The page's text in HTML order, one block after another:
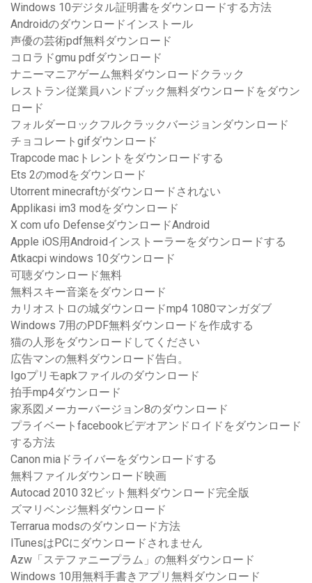
Windows 10デジタル証明書をダウンロードする方法
Androidのダウンロードインストール
声優の芸術pdf無料ダウンロード
コロラドgmu pdfダウンロード
ナニーマニアゲーム無料ダウンロードクラック
レストラン従業員ハンドブック無料ダウンロードをダウン
ロード
フォルダーロックフルクラックバージョンダウンロード
チョコレートgifダウンロード
Trapcode macトレントをダウンロードする
Ets 2のmodをダウンロード
Utorrent minecraftがダウンロードされない
Applikasi im3 modをダウンロード
X com ufo DefenseダウンロードAndroid
Apple iOS用Androidインストーラーをダウンロードする
Atkacpi windows 10ダウンロード
可聴ダウンロード無料
無料スキー音楽をダウンロード
カリオストロの城ダウンロードmp4 1080マンガダブ
Windows 7用のPDF無料ダウンロードを作成する
猫の人形をダウンロードしてください
広告マンの無料ダウンロード告白。
Igoプリモapkファイルのダウンロード
拍手mp4ダウンロード
家系図メーカーバージョン8のダウンロード
プライベートfacebookビデオアンドロイドをダウンロード
する方法
Canon miaドライバーをダウンロードする
無料ファイルダウンロード映画
Autocad 2010 32ビット無料ダウンロード完全版
ズマリベンジ無料ダウンロード
Terrarua modsのダウンロード方法
ITunesはPCにダウンロードされません
Azw「ステファニープラム」の無料ダウンロード
Windows 10用無料手書きアプリ無料ダウンロード